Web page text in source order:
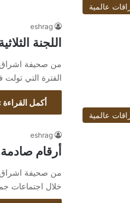
عالمية
eshrag
اللجنة
الفترة التي تولت
أكمل القراءة
عالمية
eshrag
أرقام صادمة..
خلال اجتماعات